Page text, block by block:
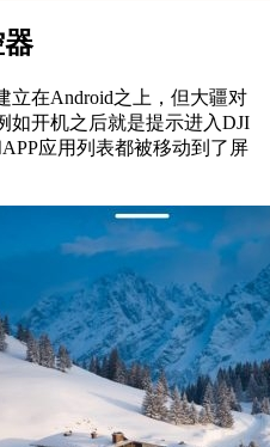
立在Android之上，但大疆对
如开机之后就是提示进入DJI
应用列表都被移动到了屏